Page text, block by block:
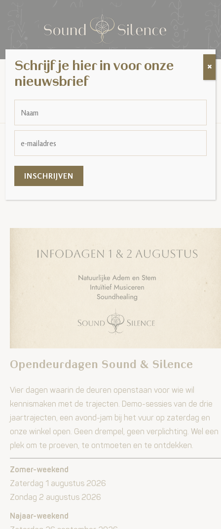
MENUOpendeurweekend,
Infomoment Opleidingen
OPENDEURWEEKEND, INFOMOMENT
Opendeurdagen Sound & Silence
Vier dagen waarin de deuren openstaan voor wie wil
kennismaken met de trajecten. Demo-sessies van de drie
jaartrajecten, een avond-jam bij het vuur op zaterdag en
onze winkel open. Geen drempel, geen verplichting. Wel een
plek om te proeven, te ontmoeten en te ontdekken.
Zomer-weekend
Zaterdag 1 augustus 2026
Zondag 2 augustus 2026
Najaar-weekend
Schrijf je hier in voor onze
nieuwsbrief